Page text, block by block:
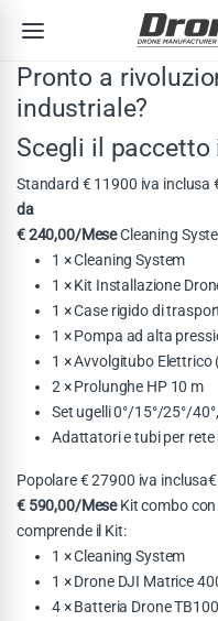
Pronto a
industriale?
Scegli il paccetto
Standard € 11900 iva inclusa
da
€ 240,00/MeseCleaning
1 × Cleaning System
1 × Kit Installazione
1 × Case rigido di
1 × Pompa ad alta
1 × Avvolgitubo Elettrico
2 × Prolunghe HP 10 m
Set ugelli 0°/15°/25°/
Adattatori e tubi per rete
Popolare € 27900 iva
€ 590,00/MeseKit combo con
comprende il Kit:
1 × Cleaning System
1 × Drone DJI Matrice
4 × Batteria Drone